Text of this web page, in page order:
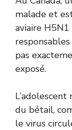
malade et
aviaire
pas
exposé.
L’adolescent
du bétail,
le virus